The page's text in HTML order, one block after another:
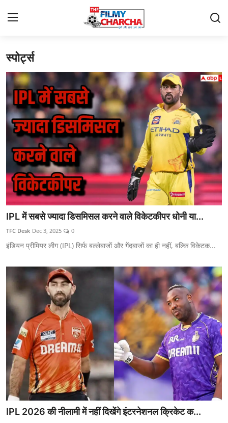
Home
संपर्क करें
बॉलीवुड
टेलीविज़न
लाइफस्टाइल
ओटीटी
मूवी रिव्यू
एस्ट्रो
म्यूज़िक
न्यूज़
स्पॉटलाइट
स्पोर्ट्स
Gallery
Hindi
स्पोर्ट्स
IPL में सबसे ज्यादा डिसमिसल करने वाले विकेटकीपर धोनी या...
TFC Desk Dec 3, 2025 0
इंडियन प्रीमियर लीग (IPL) सिर्फ बल्लेबाजों और गेंदबाजों का ही नहीं, बल्कि विकेटक...
IPL 2026 की नीलामी में नहीं दिखेंगे इंटरनेशनल क्रिकेट क...